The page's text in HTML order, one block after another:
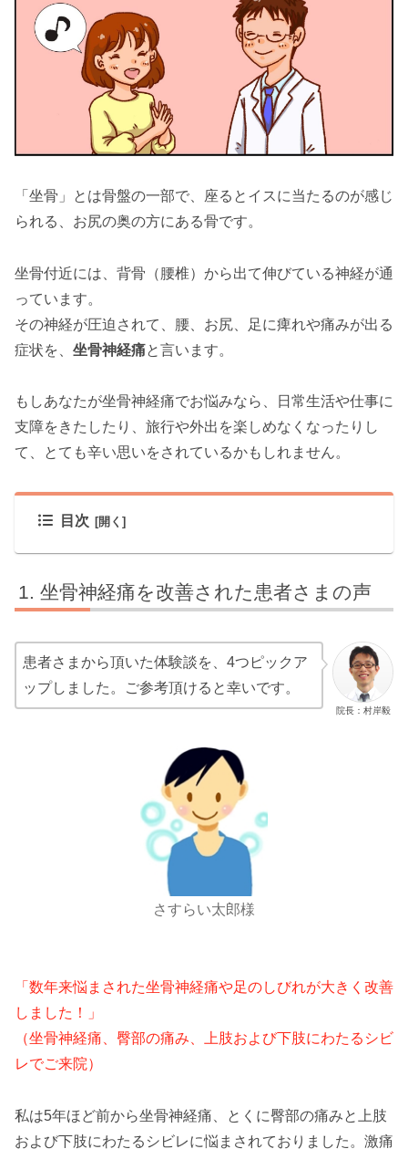
「坐骨」とは骨盤の一部で、座るとイスに当たるのが感じ
られる、お尻の奥の方にある骨です。
坐骨付近には、背骨（腰椎）から出て伸びている神経が通
っています。
その神経が圧迫されて、腰、お尻、足に痺れや痛みが出る
症状を、 坐骨神経痛と言います。
もしあなたが坐骨神経痛でお悩みなら、日常生活や仕事に
支障をきたしたり、旅行や外出を楽しめなくなったりし
て、とても辛い思いをされているかもしれません。
目次
坐骨神経痛を改善された患者さまの声
院長：村岸毅
患者さまから頂いた体験談を、4つピックア
ップしました。ご参考頂けると幸いです。
さすらい太郎様
「数年来悩まされた坐骨神経痛や足のしびれが大きく改善
しました！」
（坐骨神経痛、臀部の痛み、上肢および下肢にわたるシビ
レでご来院）
私は5年ほど前から坐骨神経痛、とくに臀部の痛みと上肢
および下肢にわたるシビレに悩まされておりました。激痛